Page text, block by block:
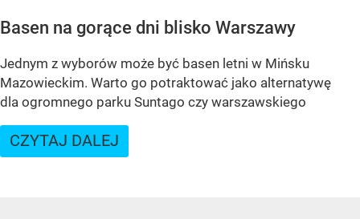
Basen na gorące dni blisko Warszawy
Jednym z wyborów może być basen letni w Mińsku
Mazowieckim. Warto go potraktować jako alternatywę
dla ogromnego parku Suntago czy warszawskiego
CZYTAJ DALEJ